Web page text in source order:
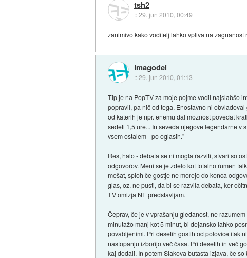
tsh2
::29. jun 2010, 00:49
zanimivo kako voditelj lahko vpliva na zagnanost
imagodei
::29. jun 2010, 01:13
Tip je na PopTV za moje pojme vodil najslabšo
popravil, pa nič od tega. Enostavno ni
od katerih je npr. enemu dal možnost povedat
sedeti 1,5 ure... In seveda njegove legendarne v
vsem ostalem - po oglasih."
Res, halo - debata se ni mogla razviti, stvari so
odgovorov. Meni se je zdelo kot totalno rumen
mešat, sploh če gostje ne morejo do konca
glas, oz. ne pusti, da bi se razvila debata, ker
TV omizja NE predstavljam.
Čeprav, če je v vprašanju gledanost, ne
minutažo manj kot 5 minut, bi dejansko lahko
povabljenimi. Pri desetih gostih od polovice itak
nastopanju izborijo več časa. Pri desetih in več
kaj dodali. In potem Slakova butasta izjava, če